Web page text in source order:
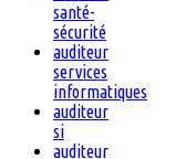
santé-
sécurité
auditeur
services
informatiques
auditeur
si
auditeur